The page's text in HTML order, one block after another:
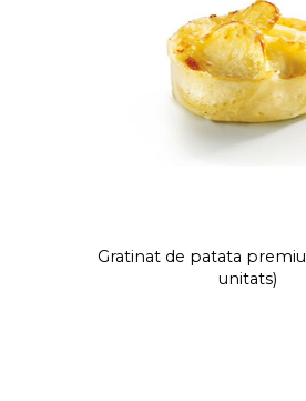
Gratinat de patata
unitats)